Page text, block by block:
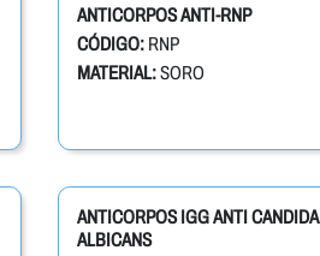
ANTICORPOS ANTI-RNP
CÓDIGO: RNP
MATERIAL:SORO
ANTICORPOS IGG ANTI CANDIDA
ALBICANS